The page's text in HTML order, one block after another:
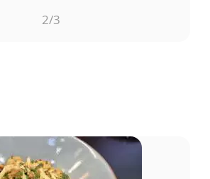
2/3